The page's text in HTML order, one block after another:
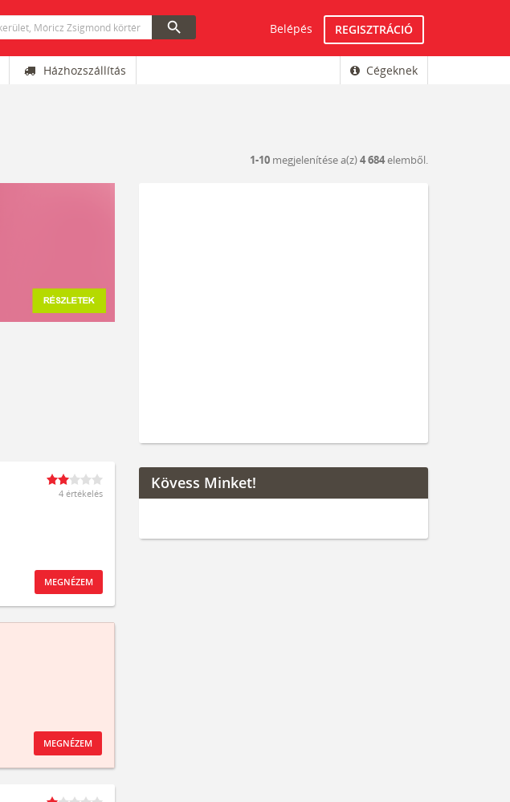
search Belépés REGISZTRÁCIÓ
Házhozszállítás Cégeknek
1-10 megjelenítése a(z)4 684elemből.
4 értékelés
MEGNÉZEM
MEGNÉZEM
Kövess Minket!